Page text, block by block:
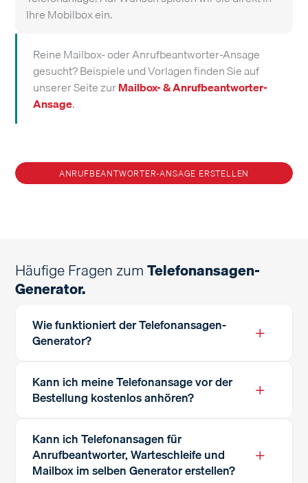
Ihre Mobilbox ein.
Reine Mailbox- oder Anrufbeantworter-Ansage
gesucht? Beispiele und Vorlagen finden Sie auf
unserer Seite zurMailbox- & Anrufbeantworter-
Ansage.
ANRUFBEANTWORTER-ANSAGE ERSTELLEN
Häufige Fragen zumTelefonansagen-
Generator.
Wie funktioniert der Telefonansagen-
Generator?
+
Kann ich meine Telefonansage vor der
Bestellung kostenlos anhören?
+
Kann ich Telefonansagen für
Anrufbeantworter, Warteschleife und
Mailbox im selben Generator erstellen?
+